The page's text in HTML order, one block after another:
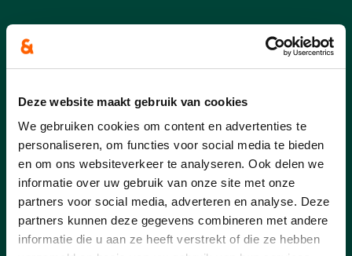
Deze website maakt gebruik van cookies
We gebruiken cookies om content en advertenties te
personaliseren, om functies voor social media te bieden
en om ons websiteverkeer te analyseren. Ook delen we
informatie over uw gebruik van onze site met onze
partners voor social media, adverteren en analyse. Deze
partners kunnen deze gegevens combineren met andere
informatie die u aan ze heeft verstrekt of die ze hebben